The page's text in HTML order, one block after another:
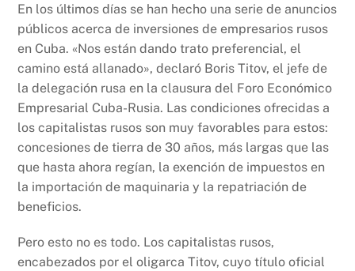
c
e
b
o
o
k
at
s
A
p
p
nt p
y
Li
n
k
En los últimos días se han hecho una serie de anuncios
públicos acerca de inversiones de empresarios rusos
en Cuba. «Nos están dando trato preferencial, el
camino está allanado», declaró Boris Titov, el jefe de
la delegación rusa en la clausura del Foro Económico
Empresarial Cuba-Rusia. Las condiciones ofrecidas a
los capitalistas rusos son muy favorables para estos:
concesiones de tierra de 30 años, más largas que las
que hasta ahora regían, la exención de impuestos en
la importación de maquinaria y la repatriación de
beneficios.
Pero esto no es todo. Los capitalistas rusos,
encabezados por el oligarca Titov, cuyo título oficial